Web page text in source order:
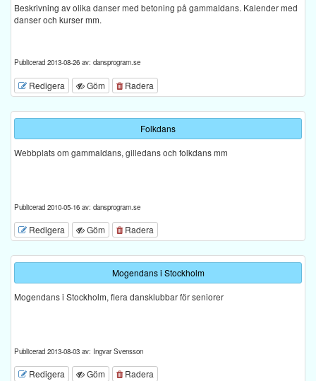
Beskrivning av olika danser med betoning på gammaldans. Kalender med
danser och kurser mm.
Publicerad 2013-08-26 av: dansprogram.se
Redigera Göm Radera
Folkdans
Webbplats om gammaldans, gilledans och folkdans mm
Publicerad 2010-05-16 av: dansprogram.se
Redigera Göm Radera
Mogendans i Stockholm
Mogendans i Stockholm, flera dansklubbar för seniorer
Publicerad 2013-08-03 av: Ingvar Svensson
Redigera Göm Radera